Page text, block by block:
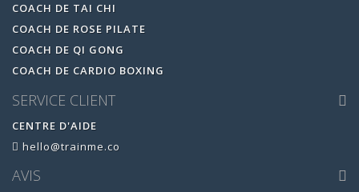
COACH DE TAI CHI
COACH DE ROSE PILATE
COACH DE QI GONG
COACH DE CARDIO BOXING
SERVICE CLIENT
CENTRE D'AIDE
hello@trainme.co
AVIS